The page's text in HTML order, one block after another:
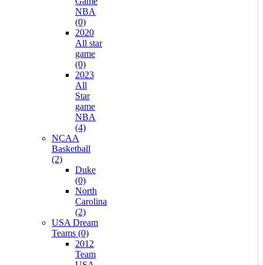
NBA
(0)
2020
All star
game
(0)
2023
All
Star
game
NBA
(4)
NCAA
Basketball
(2)
Duke
(0)
North
Carolina
(2)
USA Dream
Teams (0)
2012
Team